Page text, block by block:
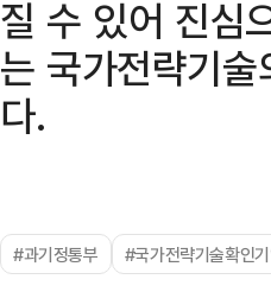
질 수 있어 진심
는 국가전략기
다.
#과기정통부 #국가전략기술확인